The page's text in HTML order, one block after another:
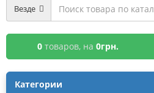
Везде
0 товаров, на 0грн.
Категории